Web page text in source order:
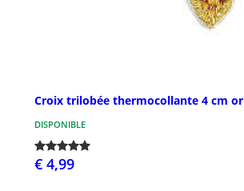
Croix trilobée thermocollante 4 cm or
DISPONIBLE
€ 4,99